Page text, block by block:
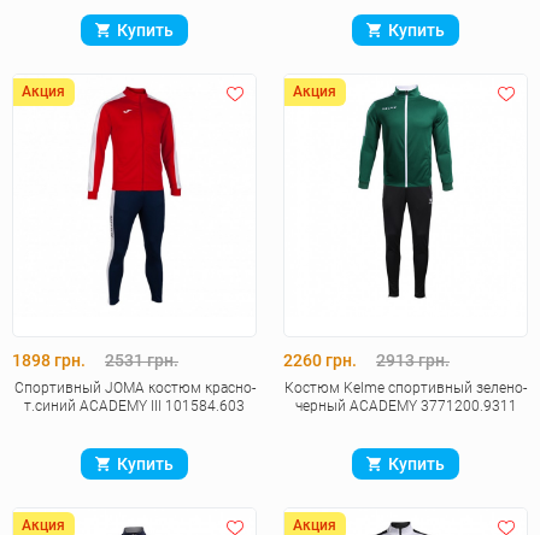
Купить Купить
Акция
1898 грн. 2531 грн.
Спортивный JOMA костюм красно-
т.синий ACADEMY III 101584.603
Купить
Акция
2260 грн. 2913 грн.
Костюм Kelme спортивный зелено-
черный ACADEMY 3771200.9311
Купить
Акция Акция